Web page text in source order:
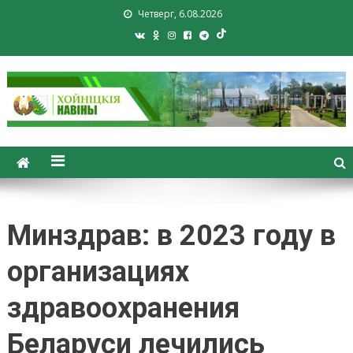
Четверг, 6.08.2026
Хойники. Хойнiцкiя навiны.
Новости Хойник. Районная
Минздрав: в 2023 году в
организациях
здравоохранения
Беларуси лечились